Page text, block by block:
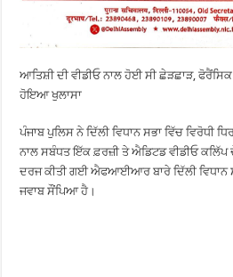
ਆਤਿਸ਼ੀ ਦੀ ਵੀਡੀਓ ਨਾਲ ਹੋਈ ਸੀ ਛੇੜਛਾੜ,
ਹੋਇਆ ਖੁਲਾਸਾ
ਪੰਜਾਬ ਪੁਲਿਸ ਨੇ ਦਿੱਲੀ ਵਿਧਾਨ ਸਭਾ ਵਿੱਚ ਵਿਰੋਧੀ
ਨਾਲ ਸਬੰਧਤ ਇੱਕ ਫ਼ਰਜ਼ੀ ਤੇ ਐਡਿਟਡ ਵੀਡੀਓ
ਦਰਜ ਕੀਤੀ ਗਈ ਐਫਆਈਆਰ ਬਾਰੇ ਦਿੱਲੀ ਵਿਧਾਨ
ਜਵਾਬ ਸੌਂਪਿਆ ਹੈ।